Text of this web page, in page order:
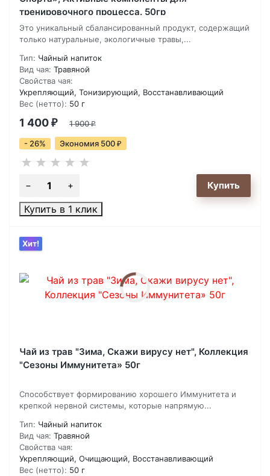
тренировочного процесса. 50гр
Это уникальный сбалансированный продукт, содержащий
только натуральные, экологичные травы,...
Тип: Чайный напиток
Вид чая: Травяной
Свойства чая:
Укрепляющий, Тонизирующий, Восстанавливающий
Вес (нетто): 50 г
1 400 ₽ 1 900₽
- 26% Экономия 500 ₽
Купить в 1 клик
Чай из трав "Зима, Скажи вирусу нет", Коллекция
"Сезоны Иммунитета» 50г
Способствует формированию хорошего Иммунитета и
крепкой нервной системы, которые напрямую...
Тип: Чайный напиток
Вид чая: Травяной
Свойства чая:
Укрепляющий, Очищающий, Восстанавливающий
Вес (нетто): 50 г
Хит!